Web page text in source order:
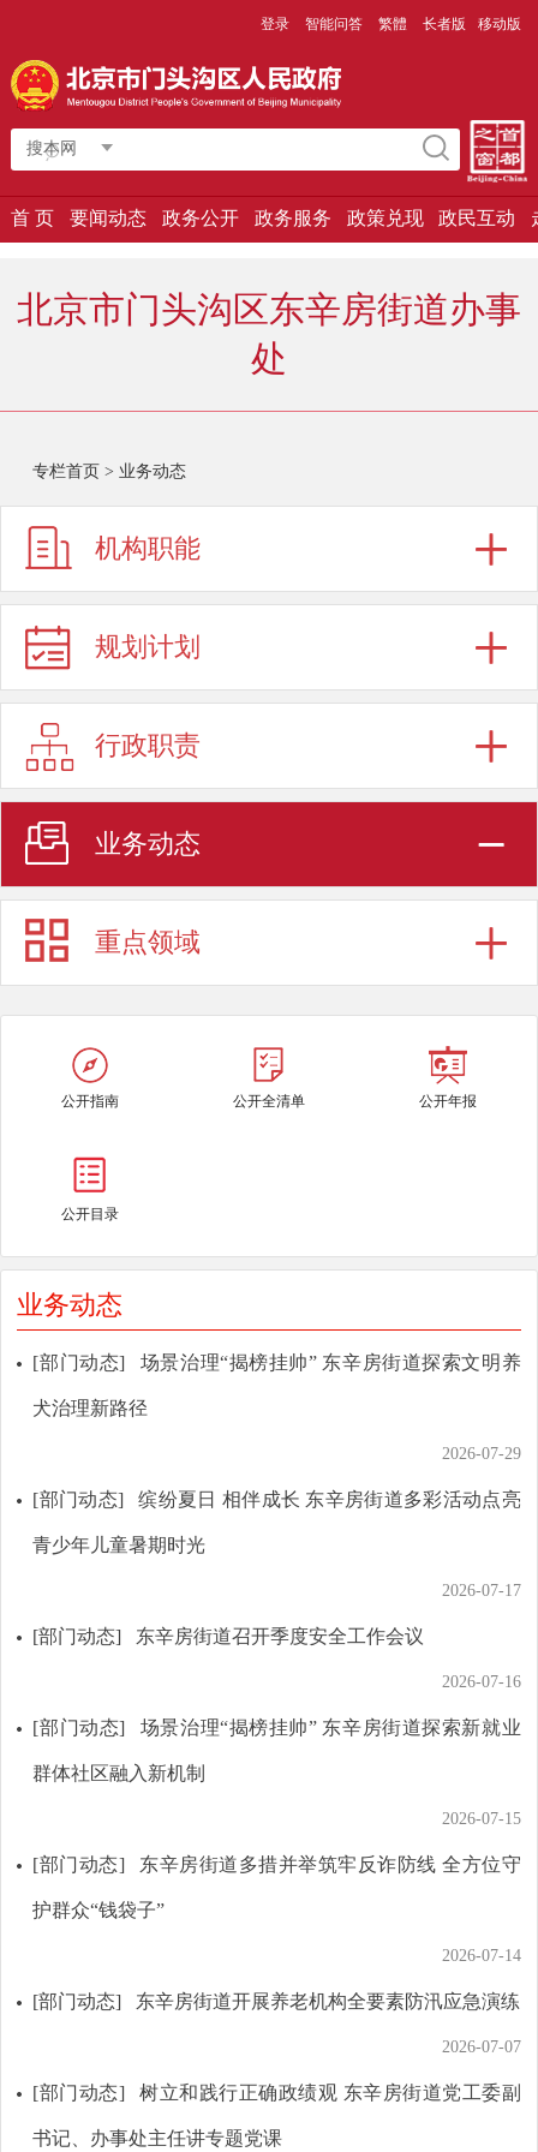
登录 智能问答 繁體 长者版 移动版
搜本网
首 页 要闻动态 政务公开 政务服务 政策兑现 政民互动
北京市门头沟区东辛房街道办事
处
专栏首页 > 业务动态
机构职能
规划计划
行政职责
业务动态
重点领域
公开指南 公开全清单 公开年报
公开目录
业务动态
[部门动态] 场景治理“揭榜挂帅” 东辛房街道探索文明养
犬治理新路径
2026-07-29
[部门动态] 缤纷夏日 相伴成长 东辛房街道多彩活动点亮
青少年儿童暑期时光
2026-07-17
[部门动态] 东辛房街道召开季度安全工作会议
2026-07-16
[部门动态] 场景治理“揭榜挂帅” 东辛房街道探索新就业
群体社区融入新机制
2026-07-15
[部门动态] 东辛房街道多措并举筑牢反诈防线 全方位守
护群众“钱袋子”
2026-07-14
[部门动态] 东辛房街道开展养老机构全要素防汛应急演练
2026-07-07
[部门动态] 树立和践行正确政绩观 东辛房街道党工委副
书记、办事处主任讲专题党课